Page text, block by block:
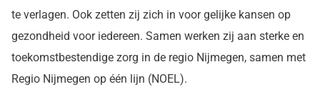
te verlagen. Ook zetten zij zich in voor gelijke kansen op
gezondheid voor iedereen. Samen werken zij aan sterke en
toekomstbestendige zorg in de regio Nijmegen, samen met
Regio Nijmegen op één lijn (NOEL).